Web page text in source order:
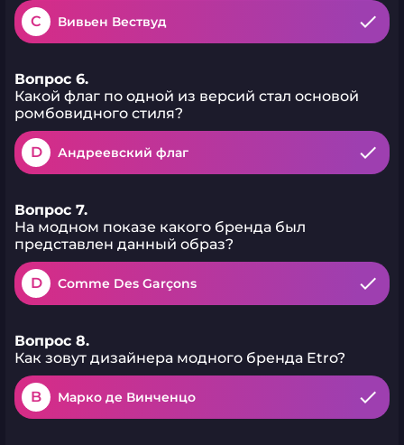
C Вивьен Вествуд
Вопрос 6.
Какой флаг по одной из версий стал основой
ромбовидного стиля?
D Андреевский флаг
Вопрос 7.
На модном показе какого бренда был
представлен данный образ?
D Comme Des Garçons
Вопрос 8.
Как зовут дизайнера модного бренда Etro?
B Марко де Винченцо